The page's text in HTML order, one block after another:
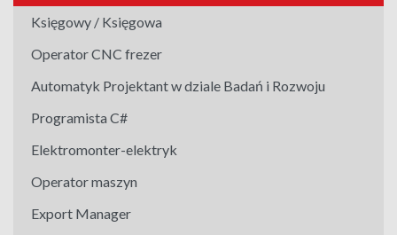
Księgowy / Księgowa
Operator CNC frezer
Automatyk Projektant w dziale Badań i Rozwoju
Programista C#
Elektromonter-elektryk
Operator maszyn
Export Manager